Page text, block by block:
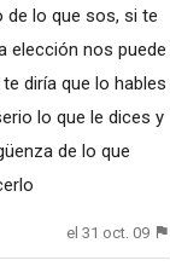
de lo que sos, si te
elección nos puede
diría que lo hables
lo que le dices y
de lo que
el 31 oct. 09